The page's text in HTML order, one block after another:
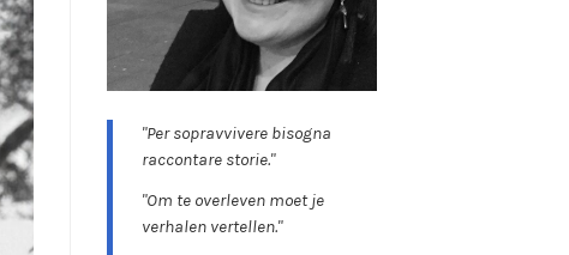
"Per sopravvivere bisogna
raccontare storie."
"Om te overleven moet je
verhalen vertellen."